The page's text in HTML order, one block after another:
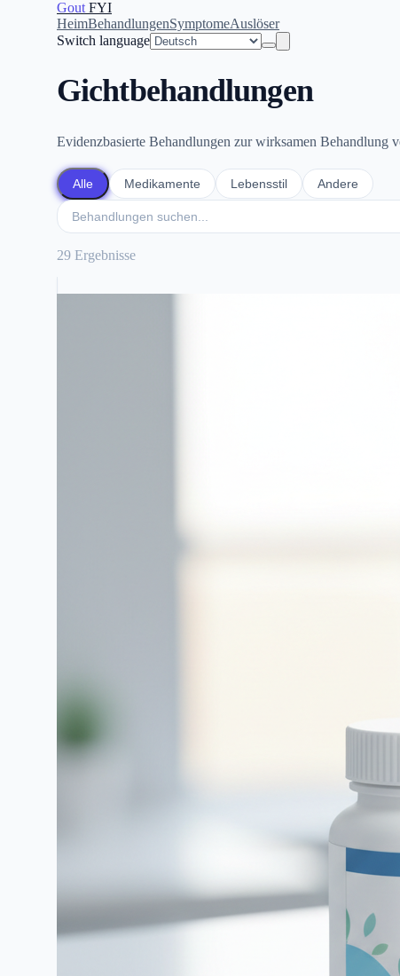
Gout FYI
HeimBehandlungenSymptomeAuslöser
Switch language
Gichtbehandlungen
Evidenzbasierte Behandlungen zur wirksamen Behandlung
Alle Medikamente Lebensstil Andere
29 Ergebnisse